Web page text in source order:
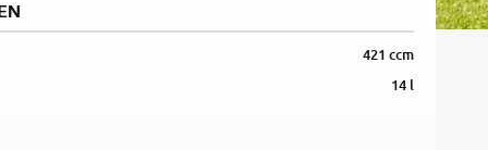
421 ccm
14 l